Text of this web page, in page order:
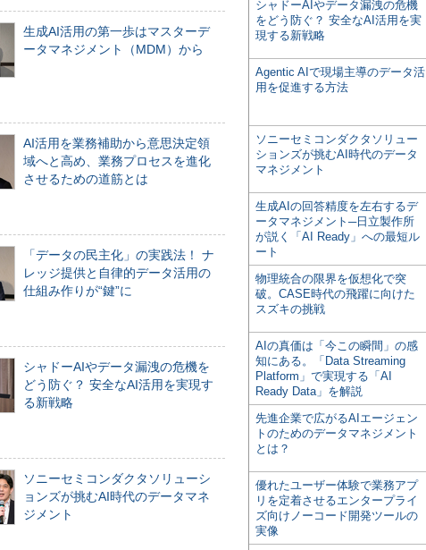
生成AI活用の第一歩はマスターデ
ータマネジメント（MDM）から
AI活用を業務補助から意思決定領
域へと高め、業務プロセスを進化
させるための道筋とは
「データの民主化」の実践法！ ナ
レッジ提供と自律的データ活用の
仕組み作りが“鍵”に
シャドーAIやデータ漏洩の危機を
どう防ぐ？ 安全なAI活用を実現す
る新戦略
ソニーセミコンダクタソリューシ
ョンズが挑むAI時代のデータマネ
ジメント
シャドーAIやデータ漏洩の危機
をどう防ぐ？ 安全なAI活用を実
現する新戦略
Agentic AIで現場主導のデータ活
用を促進する方法
ソニーセミコンダクタソリュー
ションズが挑むAI時代のデータ
マネジメント
生成AIの回答精度を左右するデ
ータマネジメント─日立製作所
が説く「AI Ready」への最短ル
ート
物理統合の限界を仮想化で突
破。CASE時代の飛躍に向けた
スズキの挑戦
AIの真価は「今この瞬間」の感
知にある。「Data Streaming
Platform」で実現する「AI
Ready Data」を解説
先進企業で広がるAIエージェン
トのためのデータマネジメント
とは？
優れたユーザー体験で業務アプ
リを定着させるエンタープライ
ズ向けノーコード開発ツールの
実像